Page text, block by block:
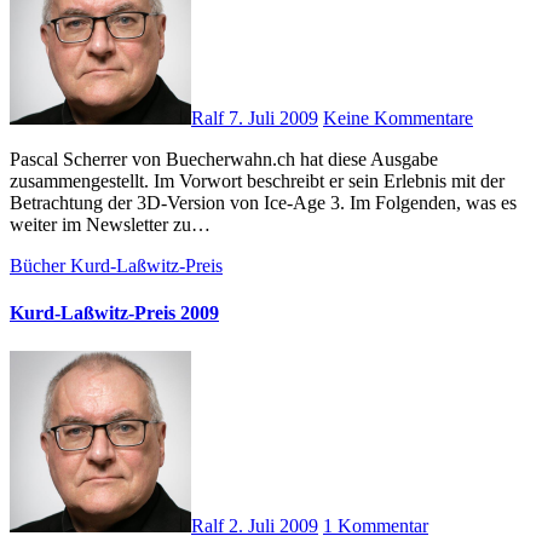
Ralf 7. Juli 2009 Keine Kommentare
Pascal Scherrer von Buecherwahn.ch hat diese Ausgabe
zusammengestellt. Im Vorwort beschreibt er sein Erlebnis mit der
Betrachtung der 3D-Version von Ice-Age 3. Im Folgenden, was es
weiter im Newsletter zu…
BücherKurd-Laßwitz-Preis
Kurd-Laßwitz-Preis 2009
Ralf 2. Juli 2009 1 Kommentar